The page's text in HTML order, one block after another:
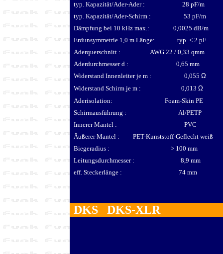
typ. Kapazität/Ader-Ader : 28 pF/m
typ. Kapazität/Ader-Schirm : 53 pF/m
Dämpfung bei 10 kHz max.: 0,0025 dB/m
Erdunsymmetrie 1,0 m Länge: typ. < 2 pF
Aderquerschnitt : AWG 22 / 0,33 qmm
Aderdurchmesser d : 0,65 mm
Widerstand Innenleiter je m :
0,055 Ω
Widerstand Schirm je m :
0,013 Ω
Aderisolation: Foam-Skin PE
Schirmausführung : Al/PETP
Innerer Mantel : PVC
Äußerer Mantel : PET-Kunststoff-Geflecht weiß
Biegeradius : > 100 mm
Leitungsdurchmesser : 8,9 mm
eff. Steckerlänge : 74 mm
DKS DKS-XLR